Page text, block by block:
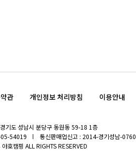
관 개인정보 처리방침 이용안내
기도 성남시 분당구 동원동 59-18 1층
05-54019
통신판매업신고 : 2014-경기성남-0760
호캠핑 ALL RIGHTS RESERVED